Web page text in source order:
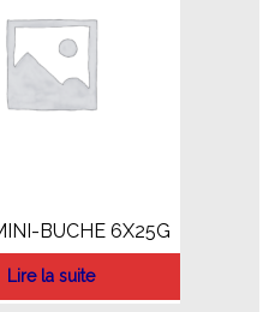
BUCHE 6X25G
Lire la suite